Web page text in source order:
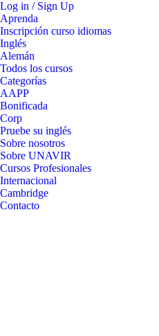
Log in / Sign Up
Aprenda
Inscripción curso idiomas
Inglés
Alemán
Todos los cursos
Categorías
AAPP
Bonificada
Corp
Pruebe su inglés
Sobre nosotros
Sobre UNAVIR
Cursos Profesionales
Internacional
Cambridge
Contacto